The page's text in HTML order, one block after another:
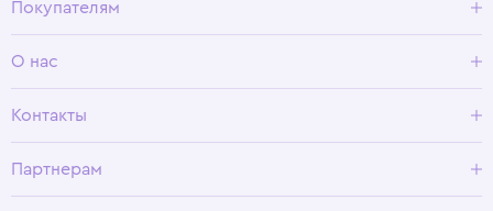
Покупателям
Условия возврата
О нас
Программа лояльности
Контакты
Партнерам